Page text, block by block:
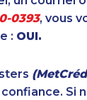
0393, vous
: OUI.
Si